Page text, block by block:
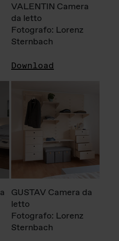
VALENTIN Camera
da letto
Fotografo: Lorenz
Sternbach
Download
GUSTAV Camera da
letto
Fotografo: Lorenz
Sternbach